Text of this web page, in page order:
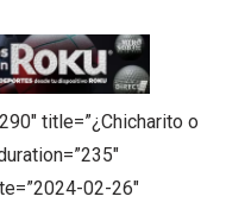
title=”¿Chicharito o
02-26″